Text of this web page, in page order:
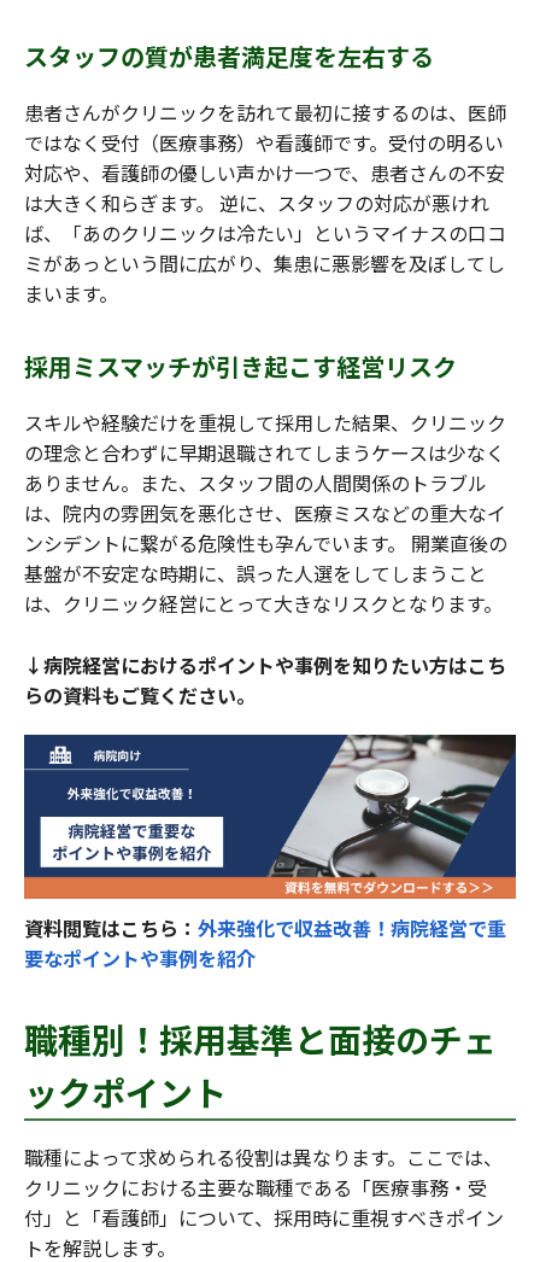
スタッフの質が患者満足度を左右する
患者さんがクリニックを訪れて最初に接するのは、医師
ではなく受付（医療事務）や看護師です。受付の明るい
対応や、看護師の優しい声かけ一つで、患者さんの不安
は大きく和らぎます。 逆に、スタッフの対応が悪けれ
ば、「あのクリニックは冷たい」というマイナスの口コ
ミがあっという間に広がり、集患に悪影響を及ぼしてし
まいます。
採用ミスマッチが引き起こす経営リスク
スキルや経験だけを重視して採用した結果、クリニック
の理念と合わずに早期退職されてしまうケースは少なく
ありません。また、スタッフ間の人間関係のトラブル
は、院内の雰囲気を悪化させ、医療ミスなどの重大なイ
ンシデントに繋がる危険性も孕んでいます。 開業直後の
基盤が不安定な時期に、誤った人選をしてしまうこと
は、クリニック経営にとって大きなリスクとなります。
↓病院経営におけるポイントや事例を知りたい方はこち
らの資料もご覧ください。
資料閲覧はこちら： 外来強化で収益改善！病院経営で重
要なポイントや事例を紹介
職種別！採用基準と面接のチェ
ックポイント
職種によって求められる役割は異なります。ここでは、
クリニックにおける主要な職種である「医療事務・受
付」と「看護師」について、採用時に重視すべきポイン
トを解説します。